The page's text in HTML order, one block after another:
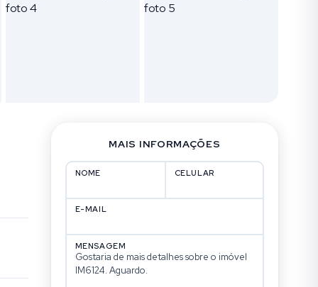
MAIS INFORMAÇÕES
NOME CELULAR
E-MAIL
MENSAGEM